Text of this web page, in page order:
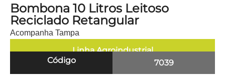
Bombona 10 Litros Leitoso
Reciclado Retangular
Acompanha Tampa
Linha Agroindustrial
Código
7039